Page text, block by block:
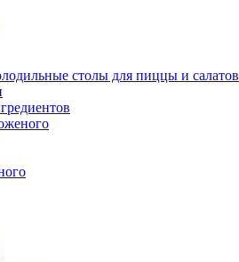
столы для пиццы и салатов